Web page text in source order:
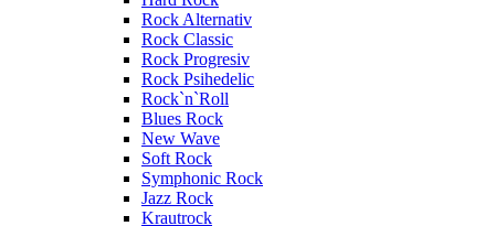
Rock Alternativ
Rock Classic
Rock Progresiv
Rock Psihedelic
Rock`n`Roll
Blues Rock
New Wave
Soft Rock
Symphonic Rock
Jazz Rock
Krautrock